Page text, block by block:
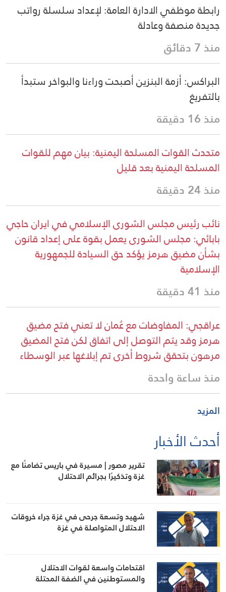
رابطة موظفي الادارة العامة: لإعداد سلسلة رواتب
جديدة منصفة وعادلة
منذ 7 دقائق
البراكس: أزمة البنزين أصبحت وراءنا والبواخر ستبدأ
بالتفريغ
منذ 16 دقيقة
متحدث القوات المسلحة اليمنية: بيان مهم للقوات
المسلحة اليمنية بعد قليل
منذ 24 دقيقة
نائب رئيس مجلس الشورى الإسلامي في ايران حاجي
بابائي: مجلس الشورى يعمل بقوة على إعداد قانون
بشأن مضيق هرمز يؤكد حق السيادة للجمهورية
الإسلامية
منذ 41 دقيقة
عراقجي: المفاوضات مع عُمان لا تعني فتح مضيق
هرمز وقد يتم التوصل إلى اتفاق لكن فتح المضيق
مرهون بتحقق شروط أخرى تم إبلاغها عبر الوسطاء
منذ ساعة واحدة
المزيد
أحدث الأخبار
تقرير مصور | مسيرة في باريس تضامنًا مع
غزة وتذكيرًا بجرائم الاحتلال
شهيد وتسعة جرحى في غزة جراء خروقات
الاحتلال المتواصلة في غزة
اقتحامات واسعة لقوات الاحتلال
والمستوطنين في الضفة المحتلة